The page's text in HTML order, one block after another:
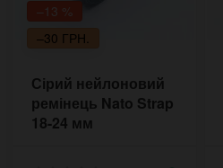
–13 %
–30 ГРН.
Сірий нейлоновий
ремінець Nato Strap
18-24 мм